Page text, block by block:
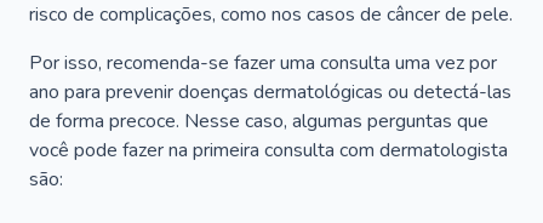
risco de complicações, como nos casos de câncer de pele.
Por isso, recomenda-se fazer uma consulta uma vez por
ano para prevenir doenças dermatológicas ou detectá-las
de forma precoce. Nesse caso, algumas perguntas que
você pode fazer na primeira consulta com dermatologista
são: